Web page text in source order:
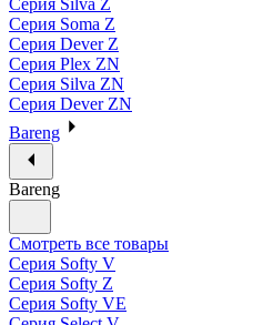
Серия Silva Z
Серия Soma Z
Серия Dever Z
Серия Plex ZN
Серия Silva ZN
Серия Dever ZN
Bareng
Bareng
Смотреть все товары
Серия Softy V
Серия Softy Z
Серия Softy VE